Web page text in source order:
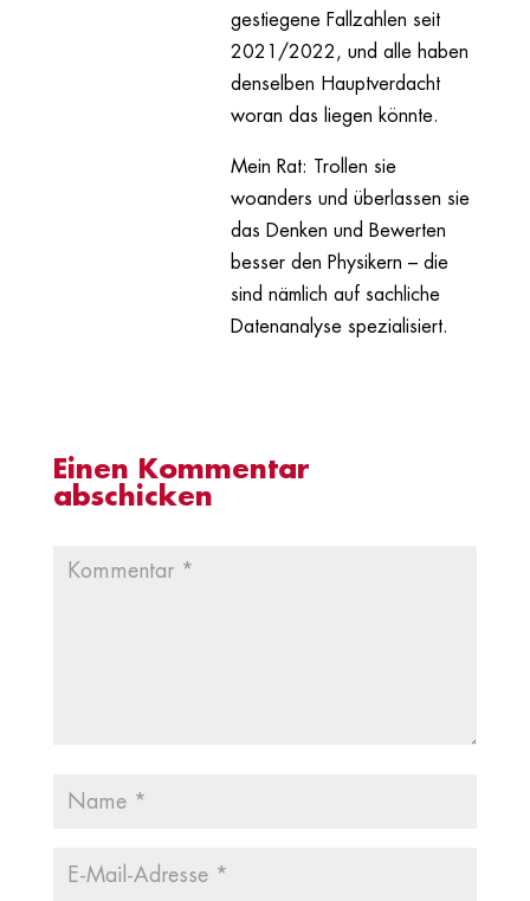
gestiegene Fallzahlen seit
2021/2022, und alle haben
denselben Hauptverdacht
woran das liegen könnte.
Mein Rat: Trollen sie
woanders und überlassen sie
das Denken und Bewerten
besser den Physikern – die
sind nämlich auf sachliche
Datenanalyse spezialisiert.
Einen Kommentar
abschicken